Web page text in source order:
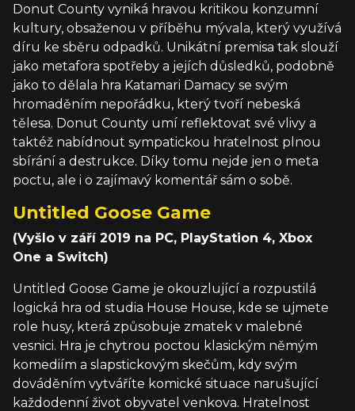
Donut County vyniká hravou kritikou konzumní
kultury, obsaženou v příběhu mývala, který využívá
díru ke sběru odpadků. Unikátní premisa tak slouží
jako metafora spotřeby a jejích důsledků, podobně
jako to dělala hra Katamari Damacy se svým
hromaděním nepořádku, který tvoří nebeská
tělesa. Donut County umí reflektovat své vlivy a
taktéž nabídnout sympatickou hratelnost plnou
sbírání a destrukce. Díky tomu nejde jen o meta
poctu, ale i o zajímavý komentář sám o sobě.
Untitled Goose Game
(Vyšlo v září 2019 na PC, PlayStation 4, Xbox
One a Switch)
Untitled Goose Game je okouzlující a rozpustilá
logická hra od studia House House, kde se ujmete
role husy, která způsobuje zmatek v malebné
vesnici. Hra je chytrou poctou klasickým němým
komediím a slapstickovým skečům, kdy svým
dováděním vytváříte komické situace narušující
každodenní život obyvatel venkova. Hratelnost